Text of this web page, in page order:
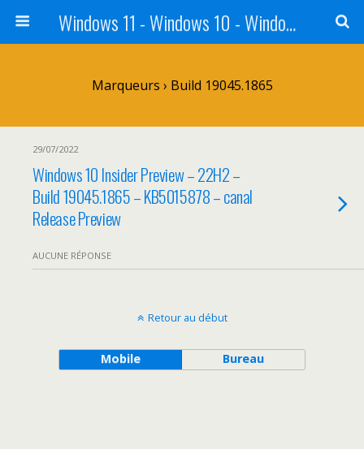
Windows 11 - Windows 10 - Windows 8 - Windows 7 - VISTA
Marqueurs › Build 19045.1865
29/07/2022
Windows 10 Insider Preview – 22H2 –
Build 19045.1865 – KB5015878 – canal
Release Preview
AUCUNE RÉPONSE
Retour au début
Mobile Bureau